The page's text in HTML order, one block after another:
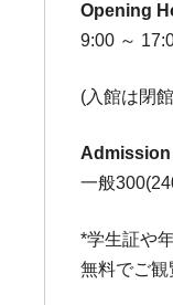
Opening
9:00 ～
(入館は閉
一般
*学生証や
無料でご観